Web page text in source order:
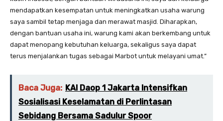
mendapatkan kesempatan untuk meningkatkan usaha warung
saya sambil tetap menjaga dan merawat masjid. Diharapkan,
dengan bantuan usaha ini, warung kami akan berkembang untuk
dapat menopang kebutuhan keluarga, sekaligus saya dapat
terus menjalankan tugas sebagai Marbot untuk melayani umat.”
Baca Juga: KAI Daop 1 Jakarta Intensifkan
Sosialisasi Keselamatan di Perlintasan
Sebidang Bersama Sadulur Spoor